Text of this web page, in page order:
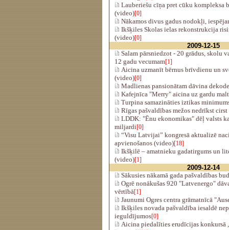
Lauberiešu cīņa pret cūku kompleksa
(video)[0]
Nākamos divus gadus nodokļi,
Ikšķiles Skolas ielas rekonstrukcija
(video)[0]
2009-12-15
Salam pārsniedzot - 20 grādus, skolu
12 gadu vecumam[1]
Aicina uzmanīt bērnus brīvdienu un
(video)[0]
Madlienas pansionātam dāvina
Kafejnīca "Merry" aicina uz gardu
Turpina samazināties iztikas
Rīgas pašvaldības mežos nedrīkst
LDDK: "Ēnu ekonomikas" dēļ valsts
miljardi[0]
“Visu Latvijai” kongresā aktualizē
apvienošanos (video)[18]
Ikšķilē – amatnieku gadatirgums un
(video)[1]
2009-12-14
Sākusies nākamā gada pašvaldības
Ogrē nonākušas 920 "Latvenergo"
vērtībā[1]
Jaunumi Ogres centra grāmatnīcā
Ikšķiles novada pašvaldība iesaldē
ieguldījumos[0]
Aicina piedalīties erudīcijas konkursā